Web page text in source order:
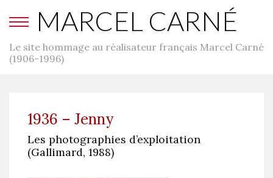
MARCEL CARNÉ
Le site hommage au réalisateur français Marcel Carné
(1906-1996)
1936 – Jenny
Les photographies d’exploitation
(Gallimard, 1988)